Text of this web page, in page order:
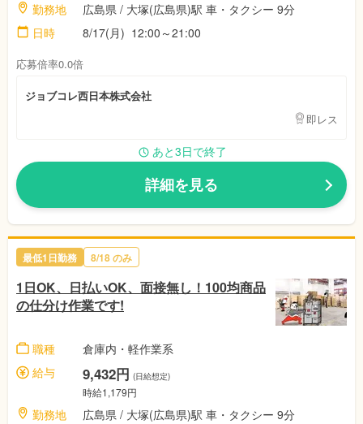
勤務地
広島県 / 大塚(広島県)駅 車・タクシー 9分
日時
8/17(月) 12:00～21:00
応募倍率0.0倍
ジョブコレ西日本株式会社
即レス
あと3日で終了
詳細を見る
最低1日勤務 8/18 のみ
1日OK、日払いOK、面接無し！100均商品
の仕分け作業です!
職種
倉庫内・軽作業系
給与
9,432円 (日給想定)
時給1,179円
勤務地
広島県 / 大塚(広島県)駅 車・タクシー 9分